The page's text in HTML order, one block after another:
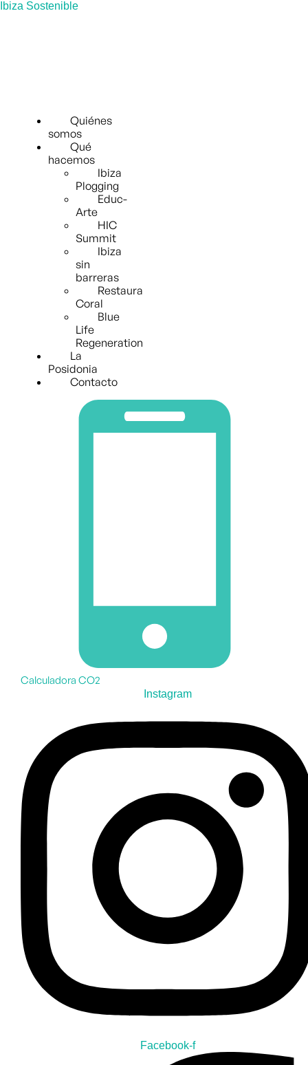
Ibiza Sostenible
Quiénes
somos
Qué
hacemos
Ibiza
Plogging
Educ-
Arte
HIC
Summit
Ibiza
sin
barreras
Restaura
Coral
Blue
Life
Regeneration
La
Posidonia
Contacto
Calculadora CO2
Instagram
Facebook-f